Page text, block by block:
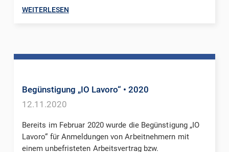
WEITERLESEN
Begünstigung „IO Lavoro“ • 2020
12.11.2020
Bereits im Februar 2020 wurde die Begünstigung „IO
Lavoro“ für Anmeldungen von Arbeitnehmern mit
einem unbefristeten Arbeitsvertrag bzw.